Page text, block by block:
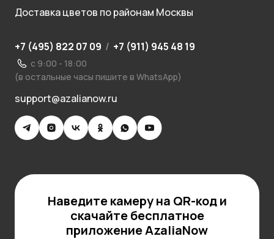
Доставка цветов по районам Москвы
+7 (495) 822 07 09 / +7 (911) 945 48 19
с 9:00 - 18:00
(в остальные часы пишите в WhatsApp)
support@azalianow.ru
Наведите камеру на QR-код и
скачайте бесплатное
приложение AzaliaNow